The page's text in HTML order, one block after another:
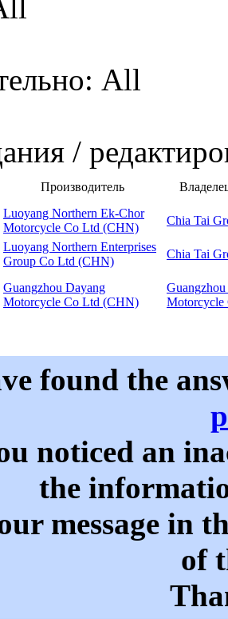
All
/
Производитель
Luoyang Northern Ek-Chor
Motorcycle Co Ltd (CHN)
Chia Tai
Luoyang Northern Enterprises
Group Co Ltd (CHN)
Chia Tai
Guangzhou Dayang
Motorcycle Co Ltd (CHN)
Motorcycle
found the
noticed an
the
message in
of